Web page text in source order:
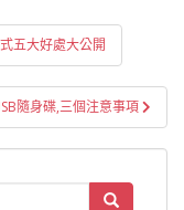
五大好處大公開
隨身碟,三個注意事項